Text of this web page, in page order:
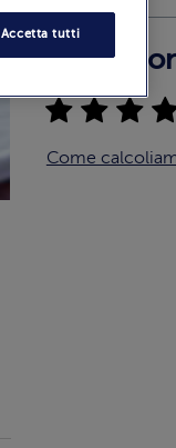
Come
Accetta tutti